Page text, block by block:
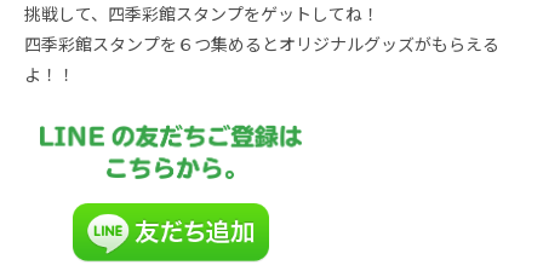
挑戦して、四季彩館スタンプをゲットしてね！
四季彩館スタンプを６つ集めるとオリジナルグッズがもらえる
よ！！